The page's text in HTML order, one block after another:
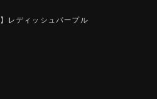
レディッシュパープル